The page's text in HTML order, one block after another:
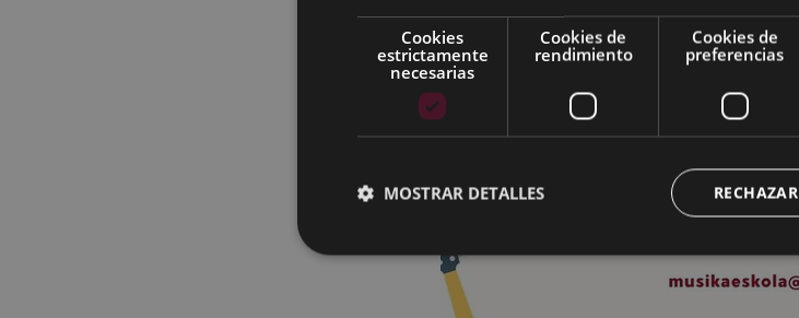
Cookies
estrictamente
necesarias
Cookies de
rendimiento
Cookies de
preferencias
MOSTRAR DETALLES